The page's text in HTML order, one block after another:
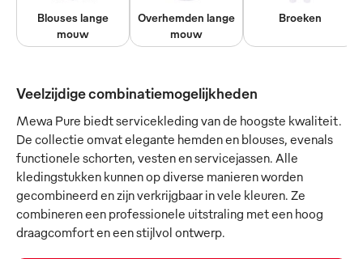
Blouses lange
mouw
Overhemden lange
mouw
Broeken
Veelzijdige combinatiemogelijkheden
Mewa Pure biedt servicekleding van de hoogste kwaliteit.
De collectie omvat elegante hemden en blouses, evenals
functionele schorten, vesten en servicejassen. Alle
kledingstukken kunnen op diverse manieren worden
gecombineerd en zijn verkrijgbaar in vele kleuren. Ze
combineren een professionele uitstraling met een hoog
draagcomfort en een stijlvol ontwerp.